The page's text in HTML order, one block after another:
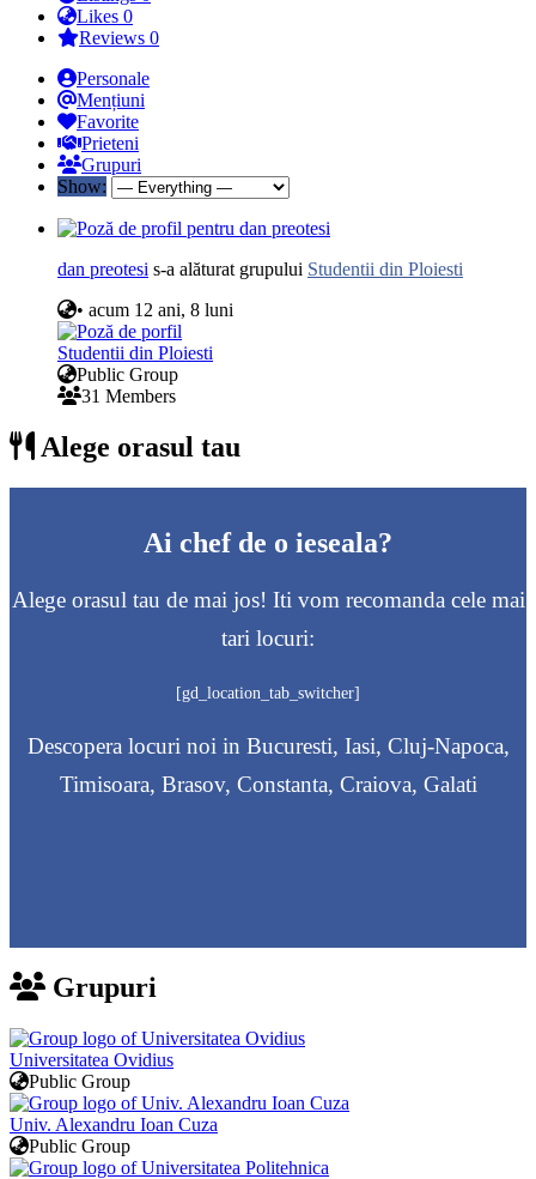
Likes 0
Reviews 0
Personale
Mențiuni
Favorite
Prieteni
Grupuri
Show:
dan preotesi s-a alăturat grupului Studentii din Ploiesti
• acum 12 ani, 8 luni
Studentii din Ploiesti
Public Group
31 Members
Alege orasul tau
Ai chef de o ieseala?
Alege orasul tau de mai jos! Iti vom recomanda cele mai
tari locuri:
[gd_location_tab_switcher]
Descopera locuri noi in Bucuresti, Iasi, Cluj-Napoca,
Timisoara, Brasov, Constanta, Craiova, Galati
Grupuri
Universitatea Ovidius
Public Group
Univ. Alexandru Ioan Cuza
Public Group